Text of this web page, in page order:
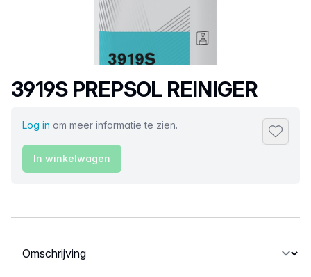
Productnaam
3919S PREPSOL REINIGER
Log in om meer informatie te zien.
In winkelwagen
Selecteer een tabblad